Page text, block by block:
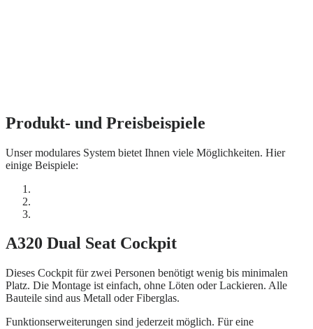
Produkt- und Preisbeispiele
Unser modulares System bietet Ihnen viele Möglichkeiten. Hier
einige Beispiele:
A320 Dual Seat Cockpit
Dieses Cockpit für zwei Personen benötigt wenig bis minimalen
Platz. Die Montage ist einfach, ohne Löten oder Lackieren. Alle
Bauteile sind aus Metall oder Fiberglas.
Funktionserweiterungen sind jederzeit möglich. Für eine